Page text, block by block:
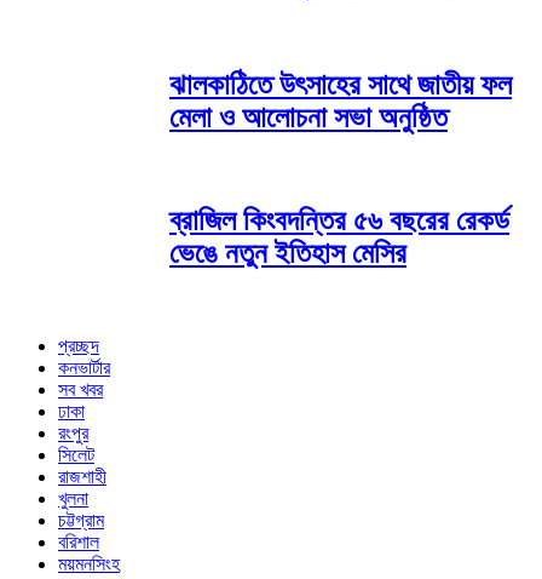
ঝালকাঠিতে উৎসাহের সাথে জাতীয় ফল
মেলা ও আলোচনা সভা অনুষ্ঠিত
ব্রাজিল কিংবদন্তির ৫৬ বছরের রেকর্ড
ভেঙে নতুন ইতিহাস মেসির
প্রচ্ছদ
কনভার্টার
সব খবর
ঢাকা
রংপুর
সিলেট
রাজশাহী
খুলনা
চট্টগ্রাম
বরিশাল
ময়মনসিংহ